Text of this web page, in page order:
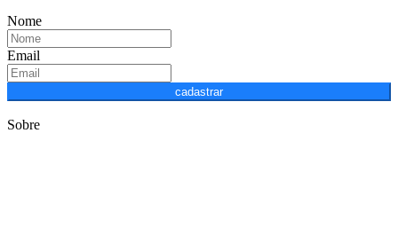
Nome
Email
cadastrar
Sobre